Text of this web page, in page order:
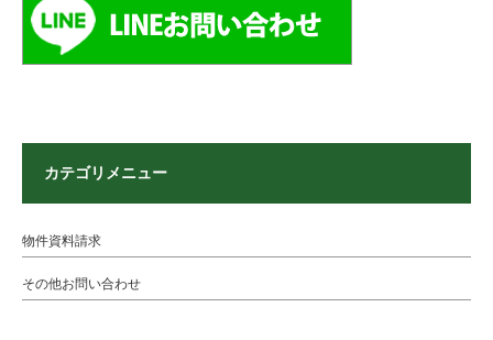
カテゴリメニュー
物件資料請求
その他お問い合わせ